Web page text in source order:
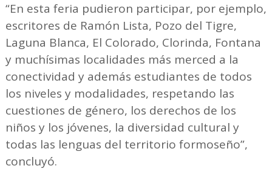
“En esta feria pudieron participar, por ejemplo,
escritores de Ramón Lista, Pozo del Tigre,
Laguna Blanca, El Colorado, Clorinda, Fontana
y muchísimas localidades más merced a la
conectividad y además estudiantes de todos
los niveles y modalidades, respetando las
cuestiones de género, los derechos de los
niños y los jóvenes, la diversidad cultural y
todas las lenguas del territorio formoseño”,
concluyó.